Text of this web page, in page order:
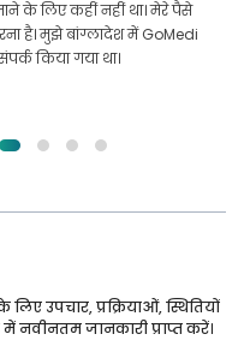
के लिए कहीं नहीं था। मेरे पैसे
है। मुझे बांग्लादेश में GoMedi
किया गया था।
उपचार, प्रक्रियाओं, स्थितियों
जानकारी प्राप्त करें।